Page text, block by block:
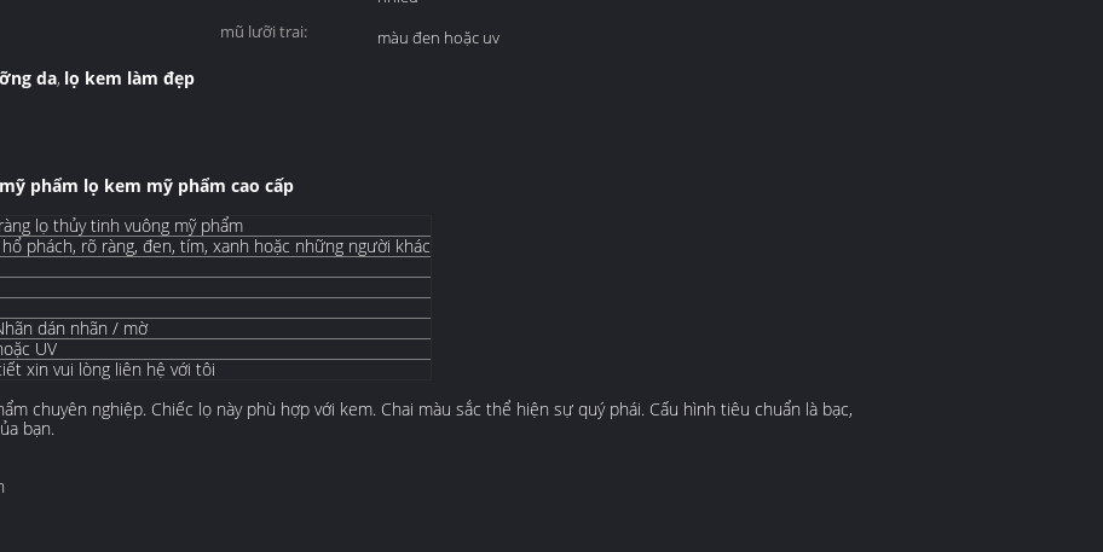
mũ lưỡi trai:
màu đen hoặc uv
da, lọ kem làm đẹp
phẩm lọ kem mỹ phẩm cao cấp
lọ thủy tinh vuông mỹ phẩm
phách, rõ ràng, đen, tím, xanh hoặc những người khác
dán nhãn / mờ
UV
xin vui lòng liên hệ với tôi
chuyên nghiệp. Chiếc lọ này phù hợp với kem. Chai màu sắc thể hiện sự quý phái. Cấu hình tiêu chuẩn là bạc,
bạn.